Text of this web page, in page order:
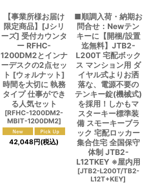
【事業所様お届け
限定商品】[Jシリ
ーズ] 受付カウンタ
ー RFHC-
1200DM2とインナ
ーデスクの2点セッ
ト [ウォルナット]
時間を大切に 執務
タイプ 仕事ができ
る人気セット
[RFHC-1200DM2-
MBIT-1200DM2]
42,048円(税込)
■順調入荷・納期お
問合せ：Newテン
キーに【開梱/設置
迄無料】JTB2-
L200T 宅配ボック
ス マンション用 ダ
イヤル式よりお洒
落な、電源不要の
テンキー錠(機械式)
を採用！しかもマ
スターキー標準装
備 スモーキーブラ
ック 宅配ロッカー
集合住宅 全国保守
体制 JTB2-
L12TKEY ※屋内用
[JTB2-L200T/TB2-
L12T+KEY]